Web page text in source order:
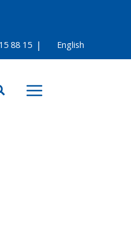
88 15 English